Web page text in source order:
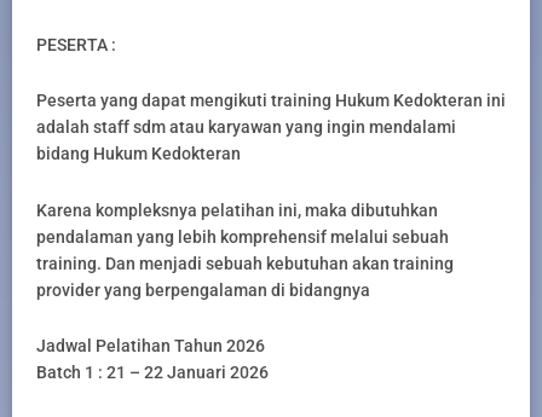
PESERTA :
Peserta yang dapat mengikuti training Hukum Kedokteran ini
adalah staff sdm atau karyawan yang ingin mendalami
bidang Hukum Kedokteran
Karena kompleksnya pelatihan ini, maka dibutuhkan
pendalaman yang lebih komprehensif melalui sebuah
training. Dan menjadi sebuah kebutuhan akan training
provider yang berpengalaman di bidangnya
Jadwal Pelatihan Tahun 2026
Batch 1 : 21 – 22 Januari 2026